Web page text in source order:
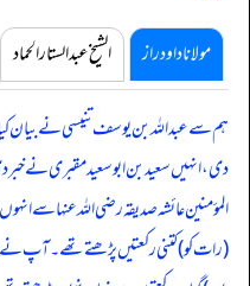
مولانا داود راز الشیخ عبدالستار الحماد
ہم سے عبداللہ بن یوسف تنیسی نے بیان
دی، انہیں سعید بن ابوسعید مقبری نے خبر
المؤمنین عائشہ صدیقہ رضی اللہ عنہا سے
(رات کو) کتنی رکعتیں پڑھتے تھے۔ آپ نے